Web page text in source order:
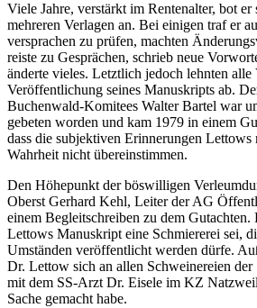
Viele Jahre, verstärkt im Rentenalter, bot er
mehreren Verlagen an. Bei einigen traf er
versprachen zu prüfen, machten
reiste zu Gesprächen, schrieb neue
änderte vieles. Letztlich jedoch lehnten alle
Veröffentlichung seines Manuskripts ab.
Buchenwald-Komitees Walter Bartel war
gebeten worden und kam 1979 in einem
dass die subjektiven Erinnerungen Lettows
Wahrheit nicht übereinstimmen.
Den Höhepunkt der böswilligen
Oberst Gerhard Kehl, Leiter der AG
einem Begleitschreiben zu dem Gutachten.
Lettows Manuskript eine Schmiererei sei,
Umständen veröffentlicht werden dürfe.
Dr. Lettow sich an allen Schweinereien
mit dem SS-Arzt Dr. Eisele im KZ
Sache gemacht habe.